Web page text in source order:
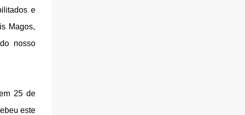
e
Magos,
nosso
25 de
este